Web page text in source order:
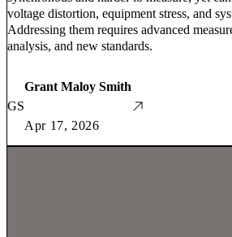
voltage distortion, equipment stress, and
Addressing them requires advanced
analysis, and new standards.
GS
Grant Maloy Smith
Apr 17, 2026